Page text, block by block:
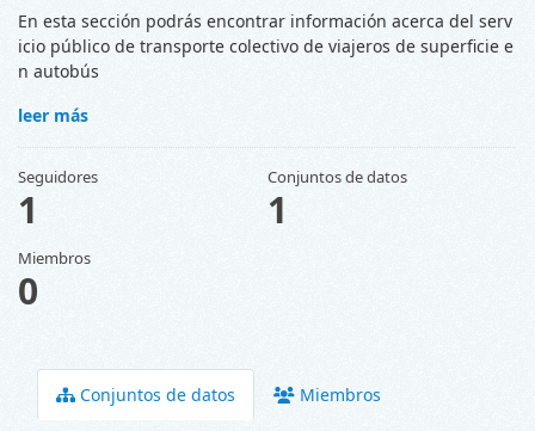
Conjuntos de datos Miembros
En esta sección podrás encontrar información acerca del serv
icio público de transporte colectivo de viajeros de superficie e
n autobús
leer más
Seguidores
1
Conjuntos de datos
1
Miembros
0